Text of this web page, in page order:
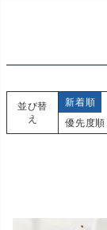
並び替
え
新着順
優先度順